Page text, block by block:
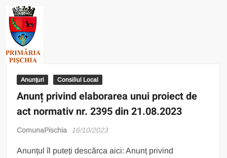
Anunțuri Consiliul Local
Anunț privind elaborarea unui proiect de
act normativ nr. 2395 din 21.08.2023
ComunaPischia 16/10/2023
Anunțul îl puteți descărca aici: Anunț privind